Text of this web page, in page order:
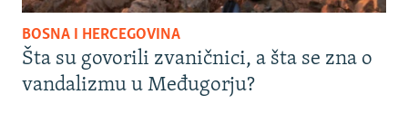
BOSNA I HERCEGOVINA
Šta su govorili zvaničnici, a šta se zna o
vandalizmu u Međugorju?